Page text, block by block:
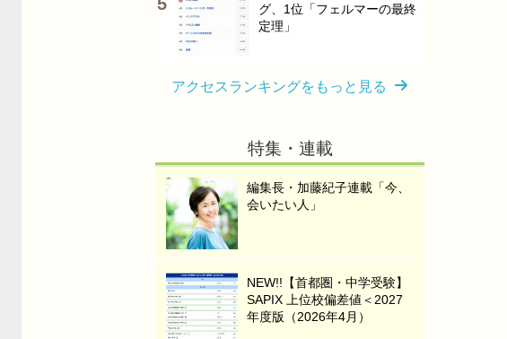
グ、1位「フェルマーの最終
定理」
アクセスランキングをもっと見る
特集・連載
編集長・加藤紀子連載「今、
会いたい人」
NEW!!【首都圏・中学受験】
SAPIX 上位校偏差値＜2027
年度版（2026年4月）